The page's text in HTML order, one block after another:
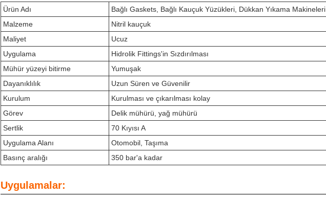
Ürün Adı
Bağlı Gaskets, Bağlı Kauçuk Yüzükleri, Dükkan Yıkama Makineleri
Malzeme
Nitril kauçuk
Maliyet
Ucuz
Uygulama
Hidrolik Fittings'in Sızdırılması
Mühür yüzeyi bitirme
Yumuşak
Dayanıklılık
Uzun Süren ve Güvenilir
Kurulum
Kurulması ve çıkarılması kolay
Görev
Delik mühürü, yağ mühürü
Sertlik
70 Kıyısı A
Uygulama Alanı
Otomobil, Taşıma
Basınç aralığı
350 bar'a kadar
Uygulamalar: